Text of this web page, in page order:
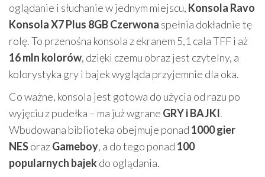
oglądanie i słuchanie w jednym miejscu, Konsola Ravo
Konsola X7 Plus 8GB Czerwona spełnia dokładnie tę
rolę. To przenośna konsola z ekranem 5,1 cala TFF i aż
16 mln kolorów, dzięki czemu obraz jest czytelny, a
kolorystyka gry i bajek wygląda przyjemnie dla oka.
Co ważne, konsola jest gotowa do użycia od razu po
wyjęciu z pudełka – ma już wgrane GRY i BAJKI.
Wbudowana biblioteka obejmuje ponad 1000 gier
NESorazGameboy, a do tego ponad 100
popularnych bajekdo oglądania.